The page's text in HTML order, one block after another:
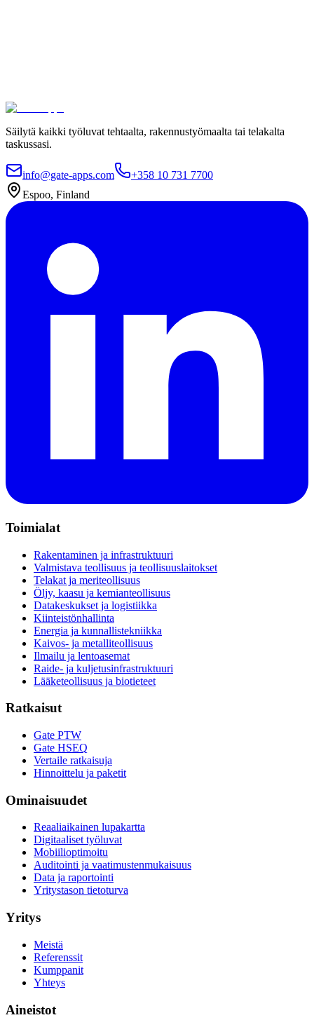
Säilytä kaikki työluvat tehtaalta, rakennustyömaalta tai telakalta
taskussasi.
info@gate-apps.com
+358 10 731 7700
Espoo, Finland
Toimialat
Rakentaminen ja infrastruktuuri
Valmistava teollisuus ja teollisuuslaitokset
Telakat ja meriteollisuus
Öljy, kaasu ja kemianteollisuus
Datakeskukset ja logistiikka
Kiinteistönhallinta
Energia ja kunnallistekniikka
Kaivos- ja metalliteollisuus
Ilmailu ja lentoasemat
Raide- ja kuljetusinfrastruktuuri
Lääketeollisuus ja biotieteet
Ratkaisut
Gate PTW
Gate HSEQ
Vertaile ratkaisuja
Hinnoittelu ja paketit
Ominaisuudet
Reaaliaikainen lupakartta
Digitaaliset työluvat
Mobiilioptimoitu
Auditointi ja vaatimustenmukaisuus
Data ja raportointi
Yritystason tietoturva
Yritys
Meistä
Referenssit
Kumppanit
Yhteys
Aineistot